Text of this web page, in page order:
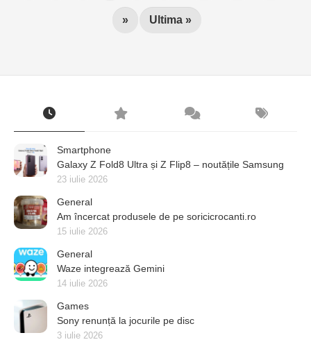
» Ultima »
Smartphone
Galaxy Z Fold8 Ultra și Z Flip8 – noutățile Samsung
23 iulie 2026
General
Am încercat produsele de pe soricicrocanti.ro
15 iulie 2026
General
Waze integrează Gemini
14 iulie 2026
Games
Sony renunță la jocurile pe disc
3 iulie 2026